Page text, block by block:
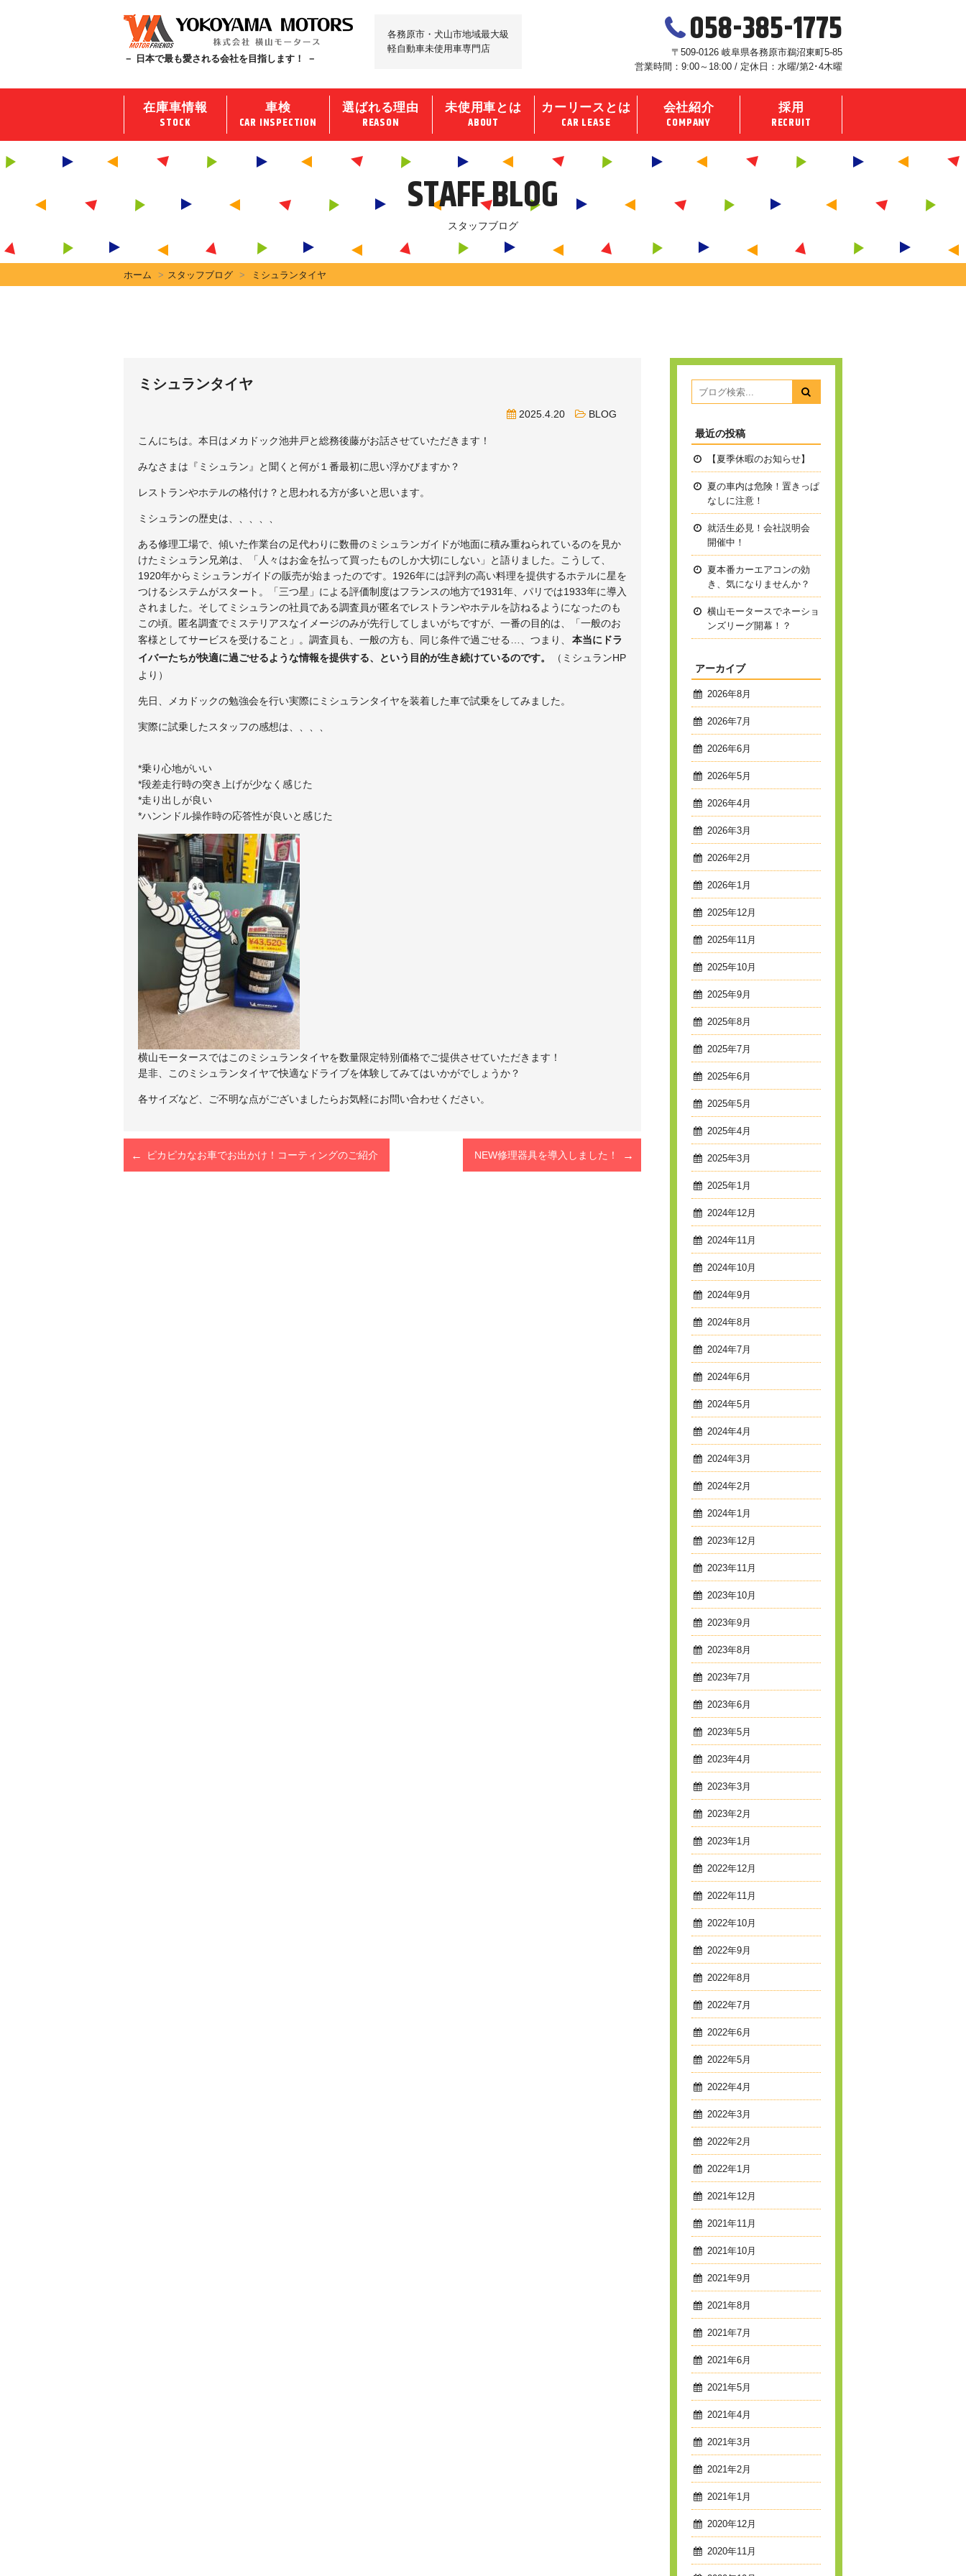
－ 日本で最も愛される会社を目指します！ －
各務原市・犬山市地域最大級
軽自動車未使用車専門店
058-385-1775
〒509-0126 岐阜県各務原市鵜沼東町5-85
営業時間：9:00～18:00 / 定休日：水曜/第2･4木曜
在庫車情報
STOCK
車検
CAR INSPECTION
選ばれる理由
REASON
未使用車とは
ABOUT
カーリースとは
CAR LEASE
会社紹介
COMPANY
採用
RECRUIT
STAFF BLOG
スタッフブログ
ホーム スタッフブログ ミシュランタイヤ
ミシュランタイヤ
2025.4.20 BLOG
こんにちは。本日はメカドック池井戸と総務後藤がお話させていただきます！
みなさまは『ミシュラン』と聞くと何が１番最初に思い浮かびますか？
レストランやホテルの格付け？と思われる方が多いと思います。
ミシュランの歴史は、、、、、
ある修理工場で、傾いた作業台の足代わりに数冊のミシュランガイドが地面に積み重ねられているのを見か
けたミシュラン兄弟は、「人々はお金を払って買ったものしか大切にしない」と語りました。こうして、
1920年からミシュランガイドの販売が始まったのです。1926年には評判の高い料理を提供するホテルに星を
つけるシステムがスタート。「三つ星」による評価制度はフランスの地方で1931年、パリでは1933年に導入
されました。そしてミシュランの社員である調査員が匿名でレストランやホテルを訪ねるようになったのも
この頃。匿名調査でミステリアスなイメージのみが先行してしまいがちですが、一番の目的は、「一般のお
客様としてサービスを受けること」。調査員も、一般の方も、同じ条件で過ごせる…、つまり、
本当にドラ
イバーたちが快適に過ごせるような情報を提供する、という目的が生き続けているのです。
（ミシュランHP
より）
先日、メカドックの勉強会を行い実際にミシュランタイヤを装着した車で試乗をしてみました。
実際に試乗したスタッフの感想は、、、、
*乗り心地がいい
*段差走行時の突き上げが少なく感じた
*走り出しが良い
*ハンンドル操作時の応答性が良いと感じた
横山モータースではこのミシュランタイヤを数量限定特別価格でご提供させていただきます！
是非、このミシュランタイヤで快適なドライブを体験してみてはいかがでしょうか？
各サイズなど、ご不明な点がございましたらお気軽にお問い合わせください。
ピカピカなお車でお出かけ！コーティングのご紹介 NEW修理器具を導入しました！
最近の投稿
【夏季休暇のお知らせ】
夏の車内は危険！置きっぱ
なしに注意！
就活生必見！会社説明会
開催中！
夏本番カーエアコンの効
き、気になりませんか？
横山モータースでネーショ
ンズリーグ開幕！？
アーカイブ
2026年8月
2026年7月
2026年6月
2026年5月
2026年4月
2026年3月
2026年2月
2026年1月
2025年12月
2025年11月
2025年10月
2025年9月
2025年8月
2025年7月
2025年6月
2025年5月
2025年4月
2025年3月
2025年1月
2024年12月
2024年11月
2024年10月
2024年9月
2024年8月
2024年7月
2024年6月
2024年5月
2024年4月
2024年3月
2024年2月
2024年1月
2023年12月
2023年11月
2023年10月
2023年9月
2023年8月
2023年7月
2023年6月
2023年5月
2023年4月
2023年3月
2023年2月
2023年1月
2022年12月
2022年11月
2022年10月
2022年9月
2022年8月
2022年7月
2022年6月
2022年5月
2022年4月
2022年3月
2022年2月
2022年1月
2021年12月
2021年11月
2021年10月
2021年9月
2021年8月
2021年7月
2021年6月
2021年5月
2021年4月
2021年3月
2021年2月
2021年1月
2020年12月
2020年11月